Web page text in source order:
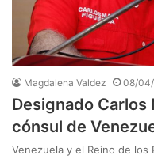
Magdalena Valdez 08/
Designado Carlos
cónsul de
Venezuela y el Reino de los